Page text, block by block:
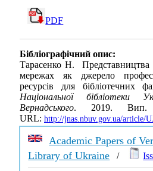
PDF
Бібліографічний опис:
Тарасенко Н. Представництва
мережах як джерело
ресурсів для бібліотечних
Національної бібліотеки
Вернадського. 2019. Вип.
URL: http://jnas.nbuv.gov.ua/article/
Academic Papers of
Library of Ukraine /